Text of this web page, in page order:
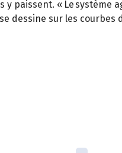
paissent. « Le système
dessine sur les courbes